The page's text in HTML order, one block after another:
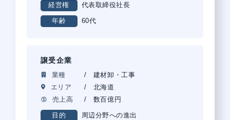
経営権 代表取締役社長
年齢 60代
譲受企業
業種
建材卸・工事
エリア
北海道
売上高
数百億円
目的 周辺分野への進出